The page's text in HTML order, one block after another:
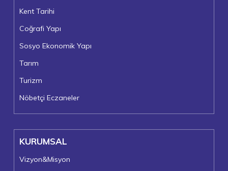
Kent Tarihi
Coğrafi Yapı
Sosyo Ekonomik Yapı
Tarım
Turizm
Nöbetçi Eczaneler
KURUMSAL
Vizyon&Misyon